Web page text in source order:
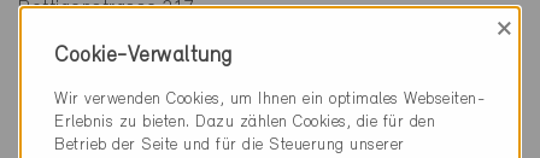
Bottigenstrasse 217
031 926 20 16
INFO@GERBER-HOLZBAU.CH
www.gerber-holzbau.ch
Cookie-Verwaltung
×
Wir verwenden Cookies, um Ihnen ein optimales Webseiten-
Erlebnis zu bieten. Dazu zählen Cookies, die für den
Betrieb der Seite und für die Steuerung unserer